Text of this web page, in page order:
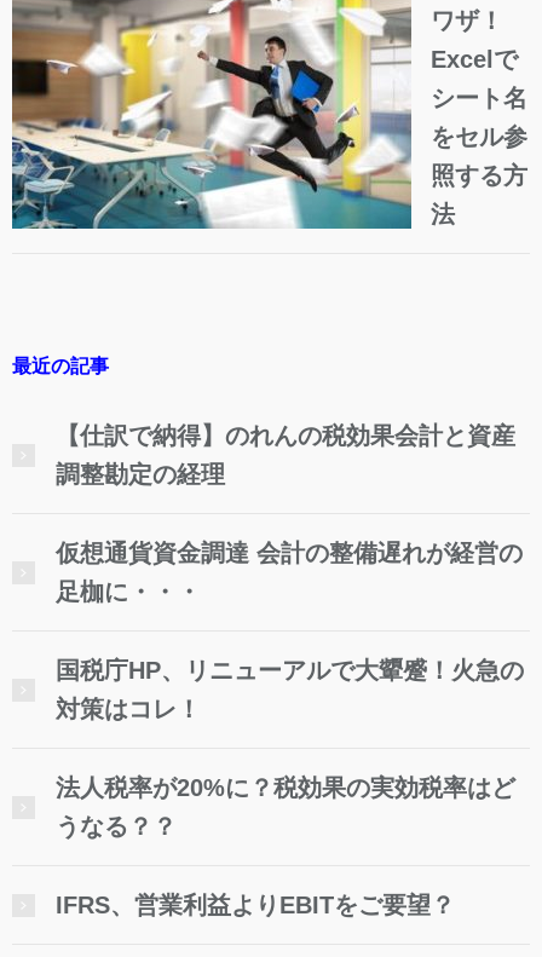
ワザ！
Excelで
シート名
をセル参
照する方
法
最近の記事
【仕訳で納得】のれんの税効果会計と資産
調整勘定の経理
仮想通貨資金調達 会計の整備遅れが経営の
足枷に・・・
国税庁HP、リニューアルで大顰蹙！火急の
対策はコレ！
法人税率が20%に？税効果の実効税率はど
うなる？？
IFRS、営業利益よりEBITをご要望？